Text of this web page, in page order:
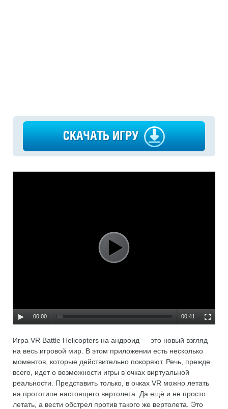
СКАЧАТЬ ИГРУ
00:00 00:41
Игра VR Battle Helicopters на андроид — это новый взгляд
на весь игровой мир. В этом приложении есть несколько
моментов, которые действительно покоряют. Речь, прежде
всего, идет о возможности игры в очках виртуальной
реальности. Представить только, в очках VR можно летать
на прототипе настоящего вертолета. Да ещё и не просто
летать, а вести обстрел против такого же вертолета. Это